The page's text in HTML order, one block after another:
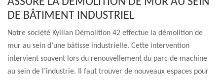
DE BÂTIMENT INDUSTRIEL
Notre société Kyllian Démolition 42 effectue la démolition de
mur au sein d’une bâtisse industrielle. Cette intervention
intervient souvent lors du renouvellement du parc de machine
au sein de l’industrie. Il faut trouver de nouveaux espaces pour